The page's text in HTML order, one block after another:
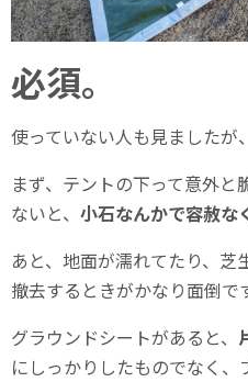
必須。
使っていない人も見ましたが
まず、テントの下って意外と
ないと、 小石なんかで容赦な
あと、地面が濡れてたり、芝
撤去するときがかなり面倒で
グラウンドシートがあると、
にしっかりしたものでなく